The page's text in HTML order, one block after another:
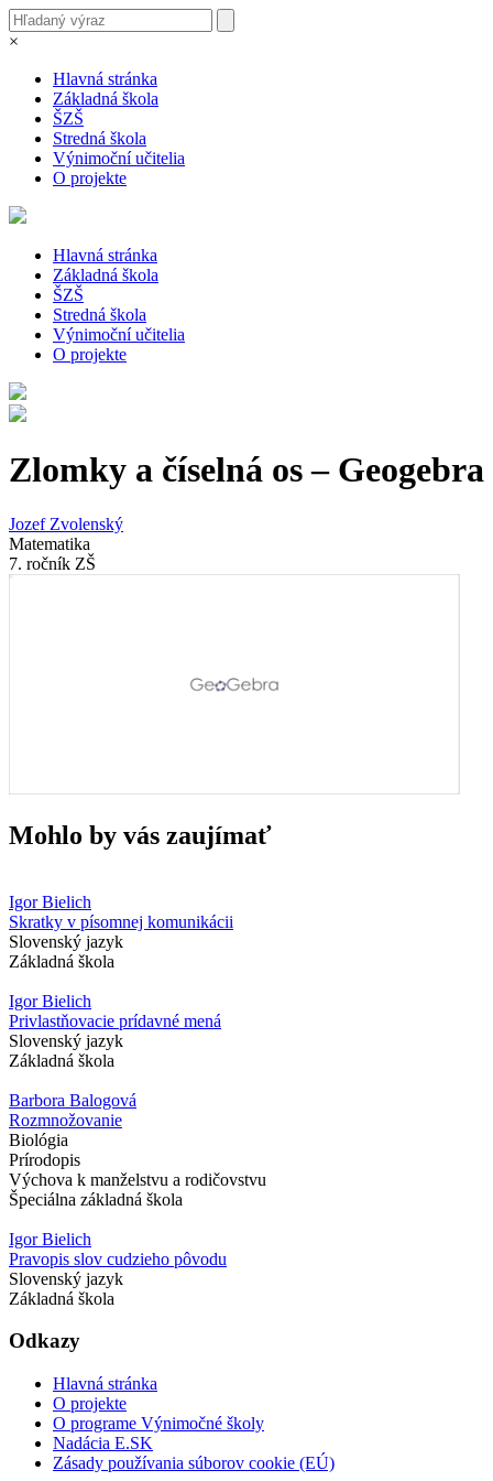
×
Hlavná stránka
Základná škola
ŠZŠ
Stredná škola
Výnimoční učitelia
O projekte
Hlavná stránka
Základná škola
ŠZŠ
Stredná škola
Výnimoční učitelia
O projekte
Zlomky a číselná os – Geogebra
Jozef Zvolenský
Matematika
7. ročník ZŠ
Mohlo by vás zaujímať
Igor Bielich
Skratky v písomnej komunikácii
Slovenský jazyk
Základná škola
Igor Bielich
Privlastňovacie prídavné mená
Slovenský jazyk
Základná škola
Barbora Balogová
Rozmnožovanie
Biológia
Prírodopis
Výchova k manželstvu a rodičovstvu
Špeciálna základná škola
Igor Bielich
Pravopis slov cudzieho pôvodu
Slovenský jazyk
Základná škola
Odkazy
Hlavná stránka
O projekte
O programe Výnimočné školy
Nadácia E.SK
Zásady používania súborov cookie (EÚ)